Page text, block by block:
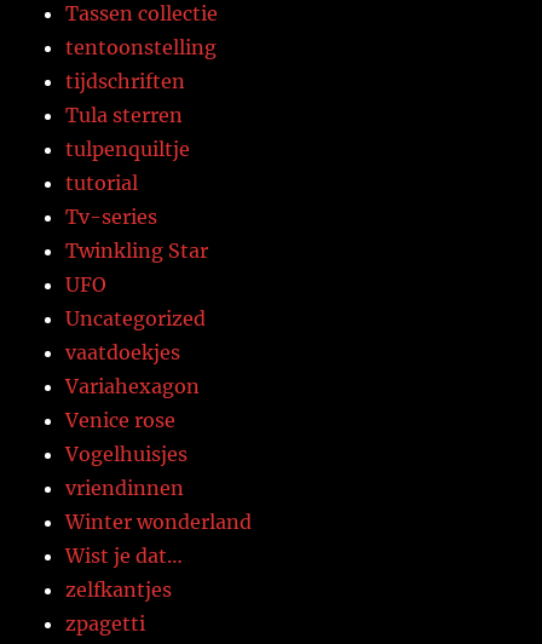
Tassen collectie
tentoonstelling
tijdschriften
Tula sterren
tulpenquiltje
tutorial
Tv-series
Twinkling Star
UFO
Uncategorized
vaatdoekjes
Variahexagon
Venice rose
Vogelhuisjes
vriendinnen
Winter wonderland
Wist je dat…
zelfkantjes
zpagetti